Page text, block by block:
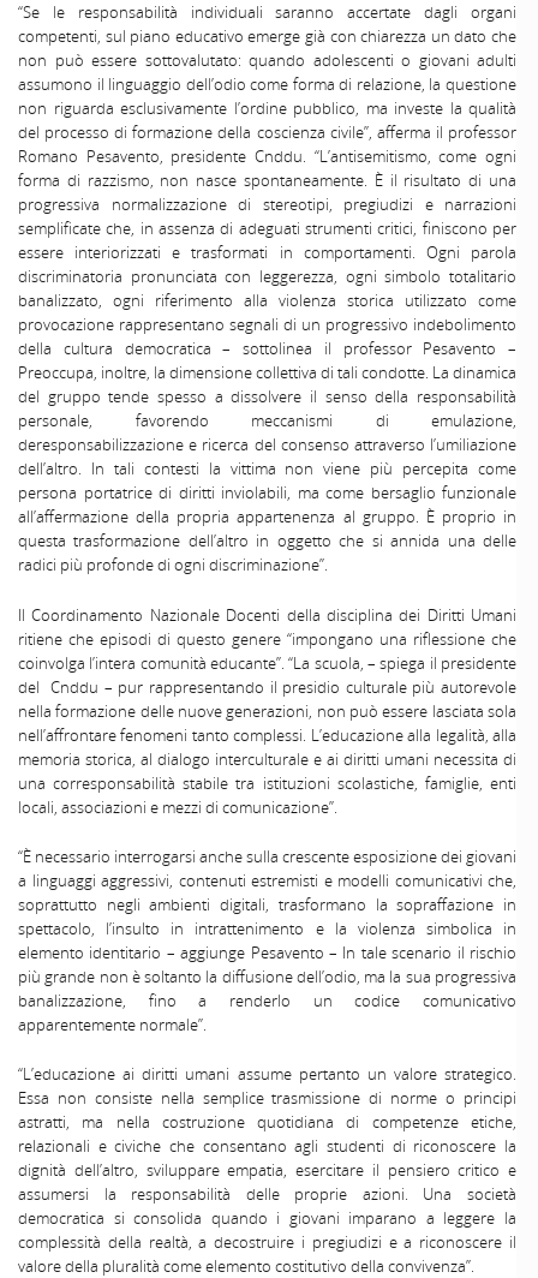
“Se le responsabilità individuali saranno accertate dagli organi
competenti, sul piano educativo emerge già con chiarezza un dato che
non può essere sottovalutato: quando adolescenti o giovani adulti
assumono il linguaggio dell’odio come forma di relazione, la questione
non riguarda esclusivamente l’ordine pubblico, ma investe la qualità
del processo di formazione della coscienza civile”, afferma il professor
Romano Pesavento, presidente Cnddu. “L’antisemitismo, come ogni
forma di razzismo, non nasce spontaneamente. È il risultato di una
progressiva normalizzazione di stereotipi, pregiudizi e narrazioni
semplificate che, in assenza di adeguati strumenti critici, finiscono per
essere interiorizzati e trasformati in comportamenti. Ogni parola
discriminatoria pronunciata con leggerezza, ogni simbolo totalitario
banalizzato, ogni riferimento alla violenza storica utilizzato come
provocazione rappresentano segnali di un progressivo indebolimento
della cultura democratica – sottolinea il professor Pesavento –
Preoccupa, inoltre, la dimensione collettiva di tali condotte. La dinamica
del gruppo tende spesso a dissolvere il senso della responsabilità
personale, favorendo meccanismi di emulazione,
deresponsabilizzazione e ricerca del consenso attraverso l’umiliazione
dell’altro. In tali contesti la vittima non viene più percepita come
persona portatrice di diritti inviolabili, ma come bersaglio funzionale
all’affermazione della propria appartenenza al gruppo. È proprio in
questa trasformazione dell’altro in oggetto che si annida una delle
radici più profonde di ogni discriminazione”.
Il Coordinamento Nazionale Docenti della disciplina dei Diritti Umani
ritiene che episodi di questo genere “impongano una riflessione che
coinvolga l’intera comunità educante”. “La scuola, – spiega il presidente
del Cnddu – pur rappresentando il presidio culturale più autorevole
nella formazione delle nuove generazioni, non può essere lasciata sola
nell’affrontare fenomeni tanto complessi. L’educazione alla legalità, alla
memoria storica, al dialogo interculturale e ai diritti umani necessita di
una corresponsabilità stabile tra istituzioni scolastiche, famiglie, enti
locali, associazioni e mezzi di comunicazione”.
“È necessario interrogarsi anche sulla crescente esposizione dei giovani
a linguaggi aggressivi, contenuti estremisti e modelli comunicativi che,
soprattutto negli ambienti digitali, trasformano la sopraffazione in
spettacolo, l’insulto in intrattenimento e la violenza simbolica in
elemento identitario – aggiunge Pesavento – In tale scenario il rischio
più grande non è soltanto la diffusione dell’odio, ma la sua progressiva
banalizzazione, fino a renderlo un codice comunicativo
apparentemente normale”.
“L’educazione ai diritti umani assume pertanto un valore strategico.
Essa non consiste nella semplice trasmissione di norme o principi
astratti, ma nella costruzione quotidiana di competenze etiche,
relazionali e civiche che consentano agli studenti di riconoscere la
dignità dell’altro, sviluppare empatia, esercitare il pensiero critico e
assumersi la responsabilità delle proprie azioni. Una società
democratica si consolida quando i giovani imparano a leggere la
complessità della realtà, a decostruire i pregiudizi e a riconoscere il
valore della pluralità come elemento costitutivo della convivenza”.